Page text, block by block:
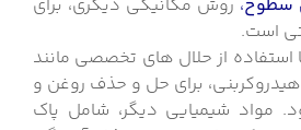
سطوح، روش مکانیکی دیگری، برای
است.
استفاده از حلال های تخصصی مانند
هیدروکربنی، برای حل و حذف روغن و
مواد شیمیایی دیگر، شامل پاک